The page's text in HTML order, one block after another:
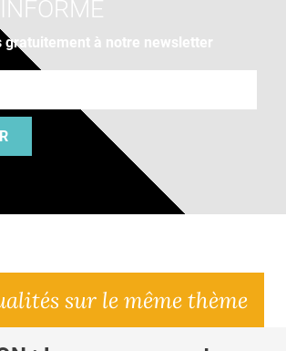
gratuitement à notre newsletter
sur le même thème